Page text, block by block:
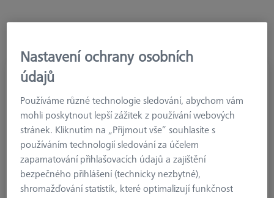
Adapter plate VAST XXT TL3
Nastavení ochrany osobních
údajů
Používáme různé technologie sledování, abychom vám
mohli poskytnout lepší zážitek z používání webových
stránek. Kliknutím na „Přijmout vše“ souhlasíte s
používáním technologií sledování za účelem
zapamatování přihlašovacích údajů a zajištění
bezpečného přihlášení (technicky nezbytné),
shromažďování statistik, které optimalizují funkčnost